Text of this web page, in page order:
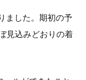
ました。期初の予
見込みどおりの着